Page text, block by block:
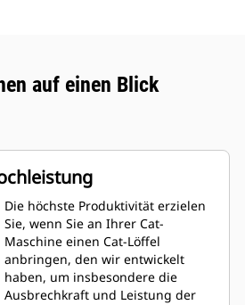
auf einen Blick
Die höchste Produktivität erzielen
Sie, wenn Sie an Ihrer Cat-
Maschine einen Cat-Löffel
anbringen, den wir entwickelt
haben, um insbesondere die
Ausbrechkraft und Leistung der